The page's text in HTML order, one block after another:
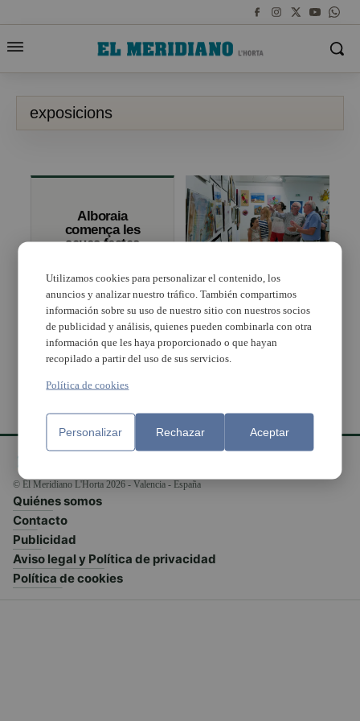
exposicions
Alboraia
comença les
seues festes
exposicions
d’associacions
locals
Alboraia promociona
els seus artistes locals
amb exposicions
© El Meridiano L'Horta 2026 - Valencia - España
Quiénes somos
Contacto
Publicidad
Aviso legal y Política de privacidad
Política de cookies
Utilizamos cookies para personalizar el contenido, los
anuncios y analizar nuestro tráfico. También compartimos
información sobre su uso de nuestro sitio con nuestros socios
de publicidad y análisis, quienes pueden combinarla con otra
información que les haya proporcionado o que hayan
recopilado a partir del uso de sus servicios.
Política de cookies
Personalizar Rechazar Aceptar